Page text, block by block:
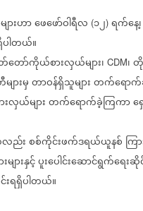
ားဟာဖေဖော်ဝါရီလ (၁၂) ရက်နေ့၊
ါတယ်။
ော်ကိုယ်စားလှယ်များ၊ CDM၊တို
ျားမှတာဝန်ရှိသူများတက်ရောက်
ယ်များတက်ရောက်ခဲ့ကြကာရှ
လည်းစစ်ကိုင်းဖက်ဒရယ်ယူနစ် ကြ
ျားနှင့်ပူးပေါင်းဆောင်ရွက်ရေးဆို
ရရှိပါတယ်။